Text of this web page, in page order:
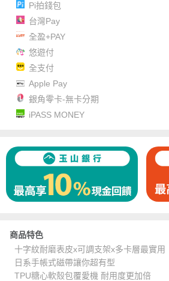
Pi拍錢包
台灣Pay
全盈+PAY
悠遊付
全支付
Apple Pay
銀角零卡-無卡分期
iPASS MONEY
商品特色
十字紋耐磨表皮x可調支架x多卡層最實用
日系手帳式磁帶讓你超有型
TPU糖心軟殼包覆愛機 耐用度更加倍